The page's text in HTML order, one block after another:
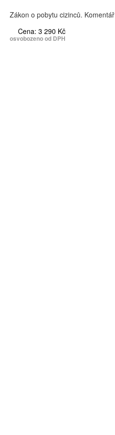
Zákon o pobytu cizinců. Komentář
Cena: 3 290 Kč
osvobozeno od DPH